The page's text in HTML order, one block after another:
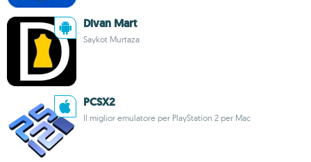
Divan Mart
Saykot Murtaza
PCSX2
Il miglior emulatore per PlayStation 2 per Mac